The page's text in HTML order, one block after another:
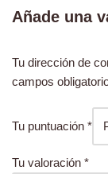
Añade una
Tu dirección de
campos
Tu puntuación *
Tu valoración *